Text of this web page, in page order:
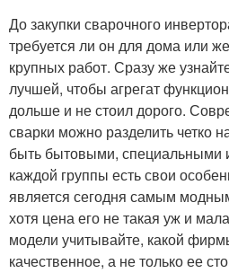
До закупки сварочного
требуется ли он для дома или
крупных работ. Сразу же
лучшей, чтобы агрегат
дольше и не стоил дорого.
сварки можно разделить четко
быть бытовыми,
каждой группы есть свои
является сегодня самым
хотя цена его не такая уж и
модели учитывайте, какой
качественное, а не только ее